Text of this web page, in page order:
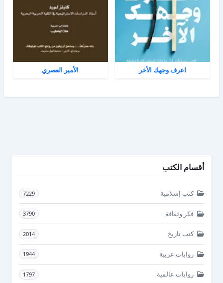
اعرف وجهك الأخر الأمير العصري
أقسام الكتب
كتب إسلامية 7229
فكر وثقافة 3790
كتب تاريخ 2014
روايات عربية 1944
روايات عالمية 1797